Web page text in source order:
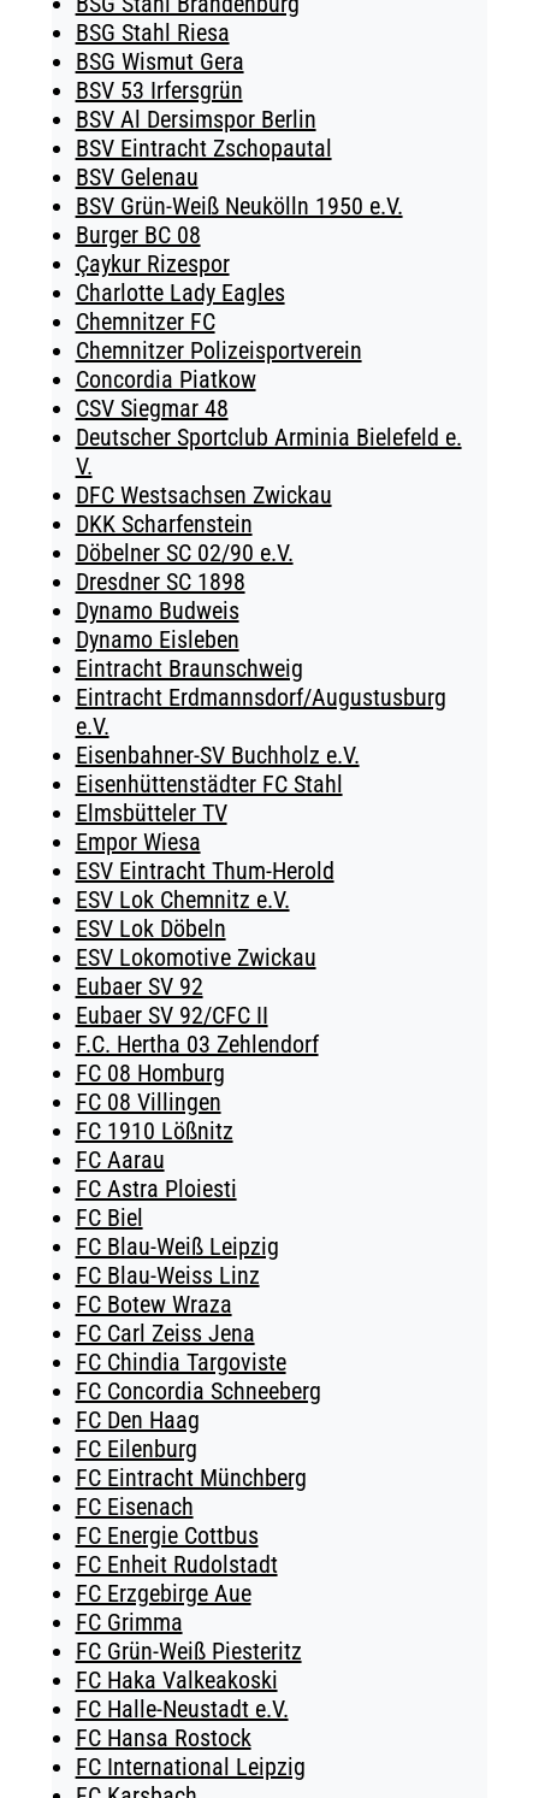
BSG Stahl Riesa
BSG Wismut Gera
BSV 53 Irfersgrün
BSV Al Dersimspor Berlin
BSV Eintracht Zschopautal
BSV Gelenau
BSV Grün-Weiß Neukölln 1950 e.V.
Burger BC 08
Çaykur Rizespor
Charlotte Lady Eagles
Chemnitzer FC
Chemnitzer Polizeisportverein
Concordia Piatkow
CSV Siegmar 48
Deutscher Sportclub Arminia Bielefeld e.
V.
DFC Westsachsen Zwickau
DKK Scharfenstein
Döbelner SC 02/90 e.V.
Dresdner SC 1898
Dynamo Budweis
Dynamo Eisleben
Eintracht Braunschweig
Eintracht Erdmannsdorf/Augustusburg
e.V.
Eisenbahner-SV Buchholz e.V.
Eisenhüttenstädter FC Stahl
Elmsbütteler TV
Empor Wiesa
ESV Eintracht Thum-Herold
ESV Lok Chemnitz e.V.
ESV Lok Döbeln
ESV Lokomotive Zwickau
Eubaer SV 92
Eubaer SV 92/CFC II
F.C. Hertha 03 Zehlendorf
FC 08 Homburg
FC 08 Villingen
FC 1910 Lößnitz
FC Aarau
FC Astra Ploiesti
FC Biel
FC Blau-Weiß Leipzig
FC Blau-Weiss Linz
FC Botew Wraza
FC Carl Zeiss Jena
FC Chindia Targoviste
FC Concordia Schneeberg
FC Den Haag
FC Eilenburg
FC Eintracht Münchberg
FC Eisenach
FC Energie Cottbus
FC Enheit Rudolstadt
FC Erzgebirge Aue
FC Grimma
FC Grün-Weiß Piesteritz
FC Haka Valkeakoski
FC Halle-Neustadt e.V.
FC Hansa Rostock
FC International Leipzig